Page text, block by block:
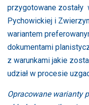
przygotowane zostały
Pychowickiej i
wariantem
dokumentami
z warunkami jakie
udział w procesie
Opracowane warianty